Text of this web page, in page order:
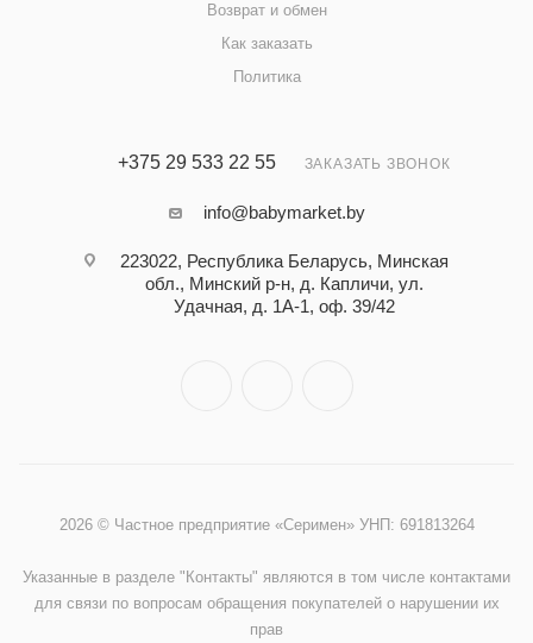
Возврат и обмен
Как заказать
Политика
+375 29 533 22 55 ЗАКАЗАТЬ ЗВОНОК
info@babymarket.by
223022, Республика Беларусь, Минская
обл., Минский р-н, д. Капличи, ул.
Удачная, д. 1А-1, оф. 39/42
2026 © Частное предприятие «Серимен» УНП: 691813264
Указанные в разделе "Контакты" являются в том числе контактами
для связи по вопросам обращения покупателей о нарушении их
прав